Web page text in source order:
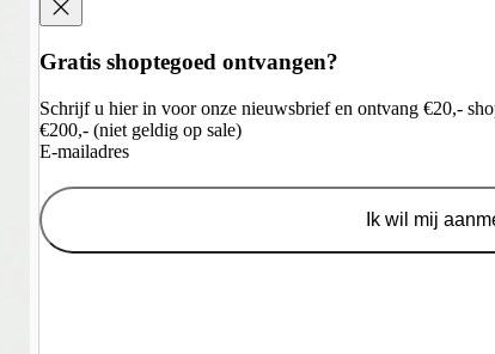
Gratis shoptegoed ontvangen?
Schrijf u hier in voor onze nieuwsbrief en ontvang €20,-
€200,- (niet geldig op sale)
E-mailadres
Ik wil mij